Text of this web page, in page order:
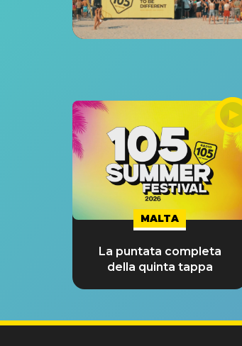
MALTA
La puntata completa
della quinta tappa